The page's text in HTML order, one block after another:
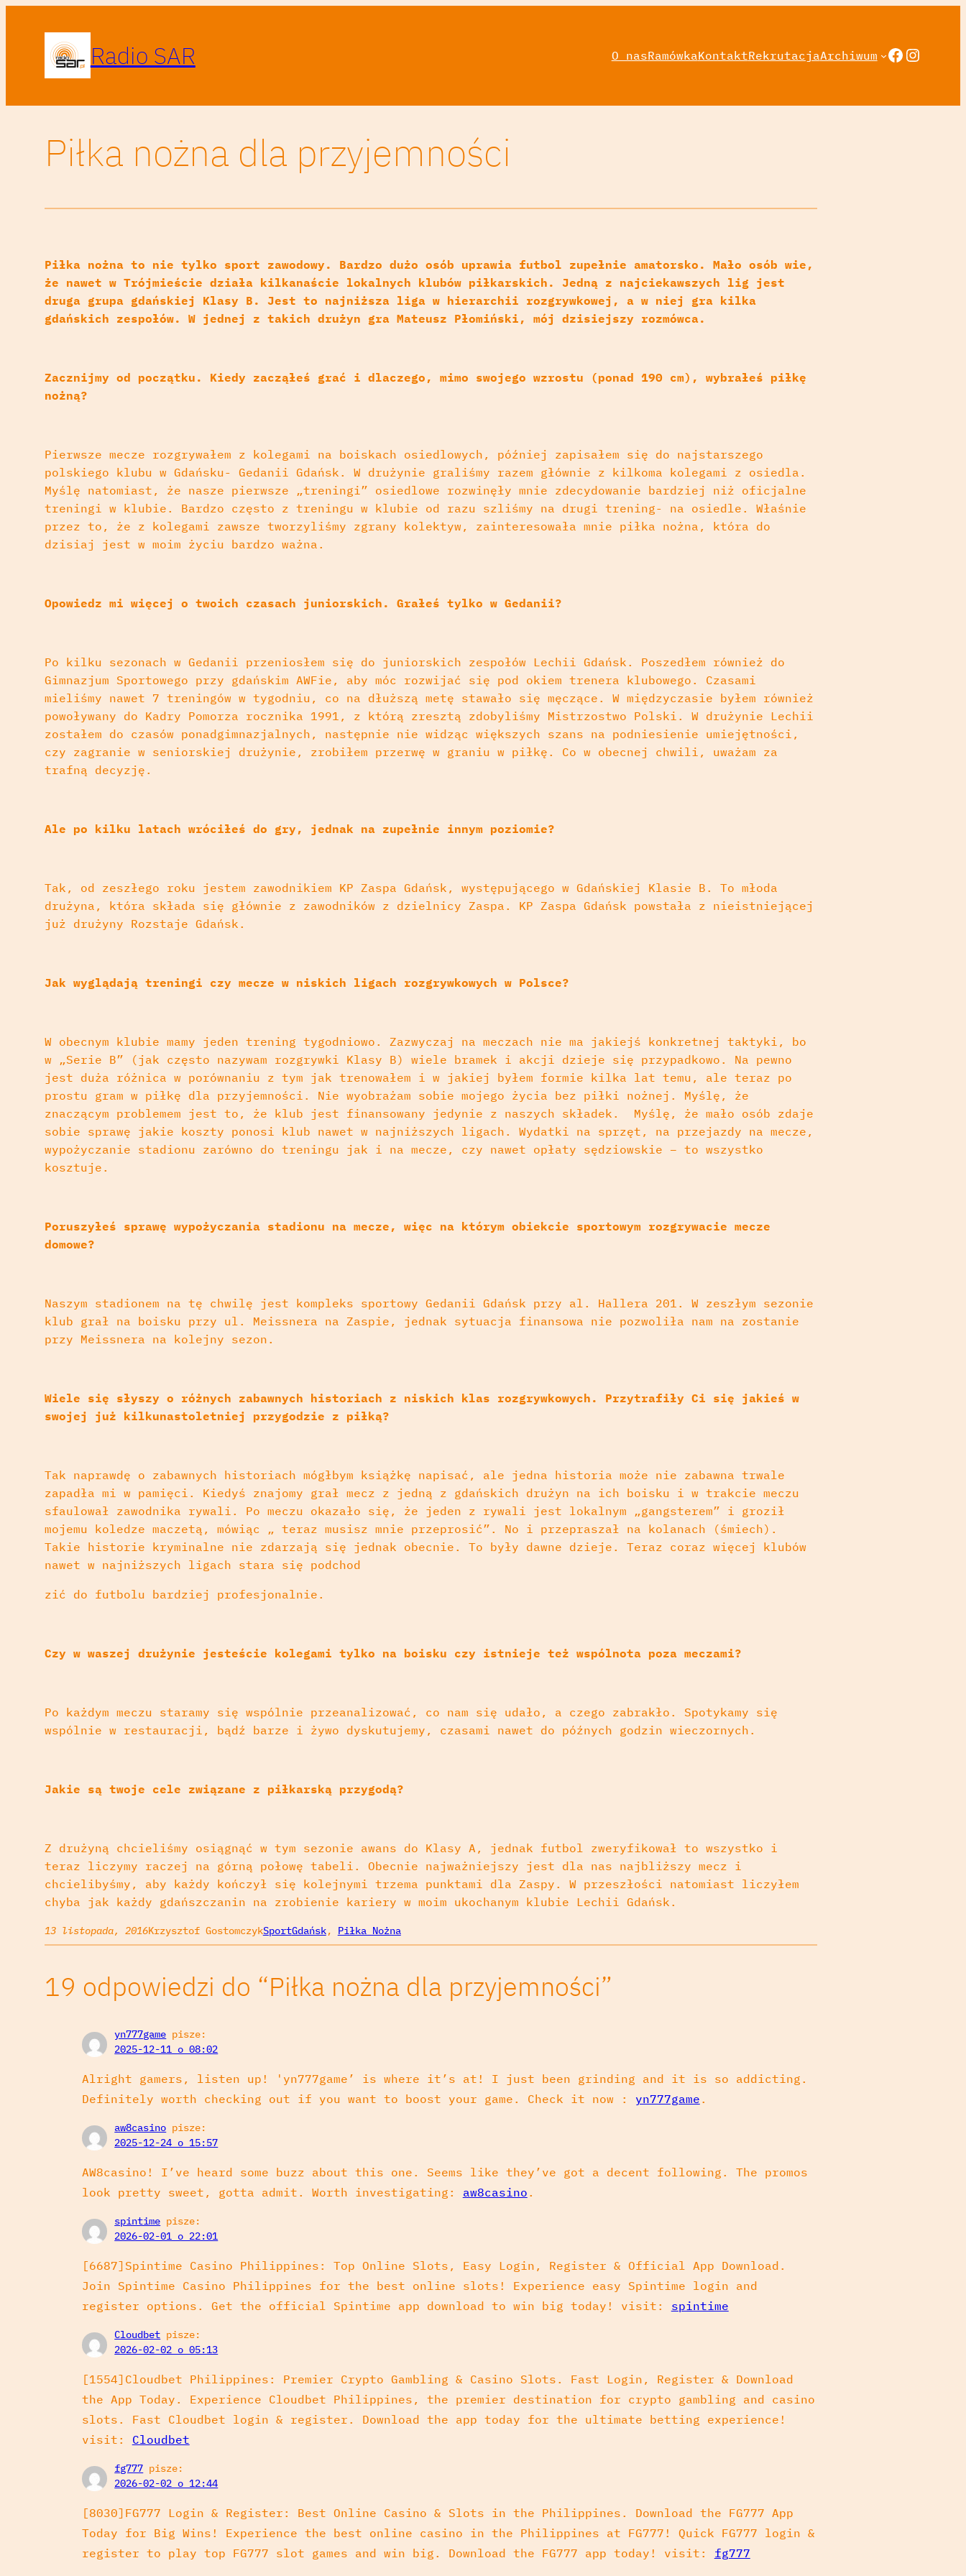
Radio SAR O nasRamówkaKontaktRekrutacjaArchiwum
Piłka nożna dla przyjemności
Piłka nożna to nie tylko sport zawodowy. Bardzo dużo osób uprawia futbol zupełnie amatorsko. Mało osób wie,
że nawet w Trójmieście działa kilkanaście lokalnych klubów piłkarskich. Jedną z najciekawszych lig jest
druga grupa gdańskiej Klasy B. Jest to najniższa liga w hierarchii rozgrywkowej, a w niej gra kilka
gdańskich zespołów. W jednej z takich drużyn gra Mateusz Płomiński, mój dzisiejszy rozmówca.
Zacznijmy od początku. Kiedy zacząłeś grać i dlaczego, mimo swojego wzrostu (ponad 190 cm), wybrałeś piłkę
nożną?
Pierwsze mecze rozgrywałem z kolegami na boiskach osiedlowych, później zapisałem się do najstarszego
polskiego klubu w Gdańsku- Gedanii Gdańsk. W drużynie graliśmy razem głównie z kilkoma kolegami z osiedla.
Myślę natomiast, że nasze pierwsze „treningi” osiedlowe rozwinęły mnie zdecydowanie bardziej niż oficjalne
treningi w klubie. Bardzo często z treningu w klubie od razu szliśmy na drugi trening- na osiedle. Właśnie
przez to, że z kolegami zawsze tworzyliśmy zgrany kolektyw, zainteresowała mnie piłka nożna, która do
dzisiaj jest w moim życiu bardzo ważna.
Opowiedz mi więcej o twoich czasach juniorskich. Grałeś tylko w Gedanii?
Po kilku sezonach w Gedanii przeniosłem się do juniorskich zespołów Lechii Gdańsk. Poszedłem również do
Gimnazjum Sportowego przy gdańskim AWFie, aby móc rozwijać się pod okiem trenera klubowego. Czasami
mieliśmy nawet 7 treningów w tygodniu, co na dłuższą metę stawało się męczące. W międzyczasie byłem również
powoływany do Kadry Pomorza rocznika 1991, z którą zresztą zdobyliśmy Mistrzostwo Polski. W drużynie Lechii
zostałem do czasów ponadgimnazjalnych, następnie nie widząc większych szans na podniesienie umiejętności,
czy zagranie w seniorskiej drużynie, zrobiłem przerwę w graniu w piłkę. Co w obecnej chwili, uważam za
trafną decyzję.
Ale po kilku latach wróciłeś do gry, jednak na zupełnie innym poziomie?
Tak, od zeszłego roku jestem zawodnikiem KP Zaspa Gdańsk, występującego w Gdańskiej Klasie B. To młoda
drużyna, która składa się głównie z zawodników z dzielnicy Zaspa. KP Zaspa Gdańsk powstała z nieistniejącej
już drużyny Rozstaje Gdańsk.
Jak wyglądają treningi czy mecze w niskich ligach rozgrywkowych w Polsce?
W obecnym klubie mamy jeden trening tygodniowo. Zazwyczaj na meczach nie ma jakiejś konkretnej taktyki, bo
w „Serie B” (jak często nazywam rozgrywki Klasy B) wiele bramek i akcji dzieje się przypadkowo. Na pewno
jest duża różnica w porównaniu z tym jak trenowałem i w jakiej byłem formie kilka lat temu, ale teraz po
prostu gram w piłkę dla przyjemności. Nie wyobrażam sobie mojego życia bez piłki nożnej. Myślę, że
znaczącym problemem jest to, że klub jest finansowany jedynie z naszych składek. Myślę, że mało osób zdaje
sobie sprawę jakie koszty ponosi klub nawet w najniższych ligach. Wydatki na sprzęt, na przejazdy na mecze,
wypożyczanie stadionu zarówno do treningu jak i na mecze, czy nawet opłaty sędziowskie – to wszystko
kosztuje.
Poruszyłeś sprawę wypożyczania stadionu na mecze, więc na którym obiekcie sportowym rozgrywacie mecze
domowe?
Naszym stadionem na tę chwilę jest kompleks sportowy Gedanii Gdańsk przy al. Hallera 201. W zeszłym sezonie
klub grał na boisku przy ul. Meissnera na Zaspie, jednak sytuacja finansowa nie pozwoliła nam na zostanie
przy Meissnera na kolejny sezon.
Wiele się słyszy o różnych zabawnych historiach z niskich klas rozgrywkowych. Przytrafiły Ci się jakieś w
swojej już kilkunastoletniej przygodzie z piłką?
Tak naprawdę o zabawnych historiach mógłbym książkę napisać, ale jedna historia może nie zabawna trwale
zapadła mi w pamięci. Kiedyś znajomy grał mecz z jedną z gdańskich drużyn na ich boisku i w trakcie meczu
sfaulował zawodnika rywali. Po meczu okazało się, że jeden z rywali jest lokalnym „gangsterem” i groził
mojemu koledze maczetą, mówiąc „ teraz musisz mnie przeprosić”. No i przepraszał na kolanach (śmiech).
Takie historie kryminalne nie zdarzają się jednak obecnie. To były dawne dzieje. Teraz coraz więcej klubów
nawet w najniższych ligach stara się podchod
zić do futbolu bardziej profesjonalnie.
Czy w waszej drużynie jesteście kolegami tylko na boisku czy istnieje też wspólnota poza meczami?
Po każdym meczu staramy się wspólnie przeanalizować, co nam się udało, a czego zabrakło. Spotykamy się
wspólnie w restauracji, bądź barze i żywo dyskutujemy, czasami nawet do późnych godzin wieczornych.
Jakie są twoje cele związane z piłkarską przygodą?
Z drużyną chcieliśmy osiągnąć w tym sezonie awans do Klasy A, jednak futbol zweryfikował to wszystko i
teraz liczymy raczej na górną połowę tabeli. Obecnie najważniejszy jest dla nas najbliższy mecz i
chcielibyśmy, aby każdy kończył się kolejnymi trzema punktami dla Zaspy. W przeszłości natomiast liczyłem
chyba jak każdy gdańszczanin na zrobienie kariery w moim ukochanym klubie Lechii Gdańsk.
13 listopada, 2016Krzysztof GostomczykSportGdańsk, Piłka Nożna
19 odpowiedzi do “Piłka nożna dla przyjemności”
yn777game pisze:
2025-12-11 o 08:02
Alright gamers, listen up! 'yn777game’ is where it’s at! I just been grinding and it is so addicting.
Definitely worth checking out if you want to boost your game. Check it now : yn777game .
aw8casino pisze:
2025-12-24 o 15:57
AW8casino! I’ve heard some buzz about this one. Seems like they’ve got a decent following. The promos
look pretty sweet, gotta admit. Worth investigating: aw8casino .
spintime pisze:
2026-02-01 o 22:01
[6687]Spintime Casino Philippines: Top Online Slots, Easy Login, Register & Official App Download.
Join Spintime Casino Philippines for the best online slots! Experience easy Spintime login and
register options. Get the official Spintime app download to win big today! visit: spintime
Cloudbet pisze:
2026-02-02 o 05:13
[1554]Cloudbet Philippines: Premier Crypto Gambling & Casino Slots. Fast Login, Register & Download
the App Today. Experience Cloudbet Philippines, the premier destination for crypto gambling and casino
slots. Fast Cloudbet login & register. Download the app today for the ultimate betting experience!
visit: Cloudbet
fg777 pisze:
2026-02-02 o 12:44
[8030]FG777 Login & Register: Best Online Casino & Slots in the Philippines. Download the FG777 App
Today for Big Wins! Experience the best online casino in the Philippines at FG777! Quick FG777 login &
register to play top FG777 slot games and win big. Download the FG777 app today! visit: fg777